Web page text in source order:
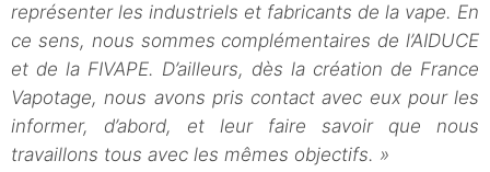
représenter les industriels et fabricants de la vape. En
ce sens, nous sommes complémentaires de l’AIDUCE
et de la FIVAPE. D’ailleurs, dès la création de France
Vapotage, nous avons pris contact avec eux pour les
informer, d’abord, et leur faire savoir que nous
travaillons tous avec les mêmes objectifs. »